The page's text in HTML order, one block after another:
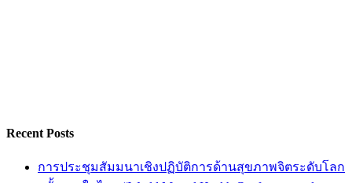
Recent Posts
การประชุมสัมมนาเชิงปฏิบัติการด้านสุขภาพจิตระดับโลก